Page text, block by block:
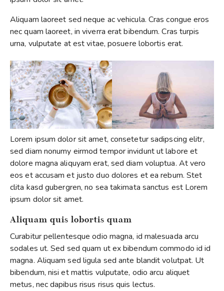
Aliquam laoreet sed neque ac vehicula. Cras congue eros
nec quam laoreet, in viverra erat bibendum. Cras turpis
urna, vulputate at est vitae, posuere lobortis erat.
Lorem ipsum dolor sit amet, consetetur sadipscing elitr,
sed diam nonumy eirmod tempor invidunt ut labore et
dolore magna aliquyam erat, sed diam voluptua. At vero
eos et accusam et justo duo dolores et ea rebum. Stet
clita kasd gubergren, no sea takimata sanctus est Lorem
ipsum dolor sit amet.
Aliquam quis lobortis quam
Curabitur pellentesque odio magna, id malesuada arcu
sodales ut. Sed sed quam ut ex bibendum commodo id id
magna. Aliquam sed ligula sed ante blandit volutpat. Ut
bibendum, nisi et mattis vulputate, odio arcu aliquet
metus, nec dapibus risus risus quis lectus.